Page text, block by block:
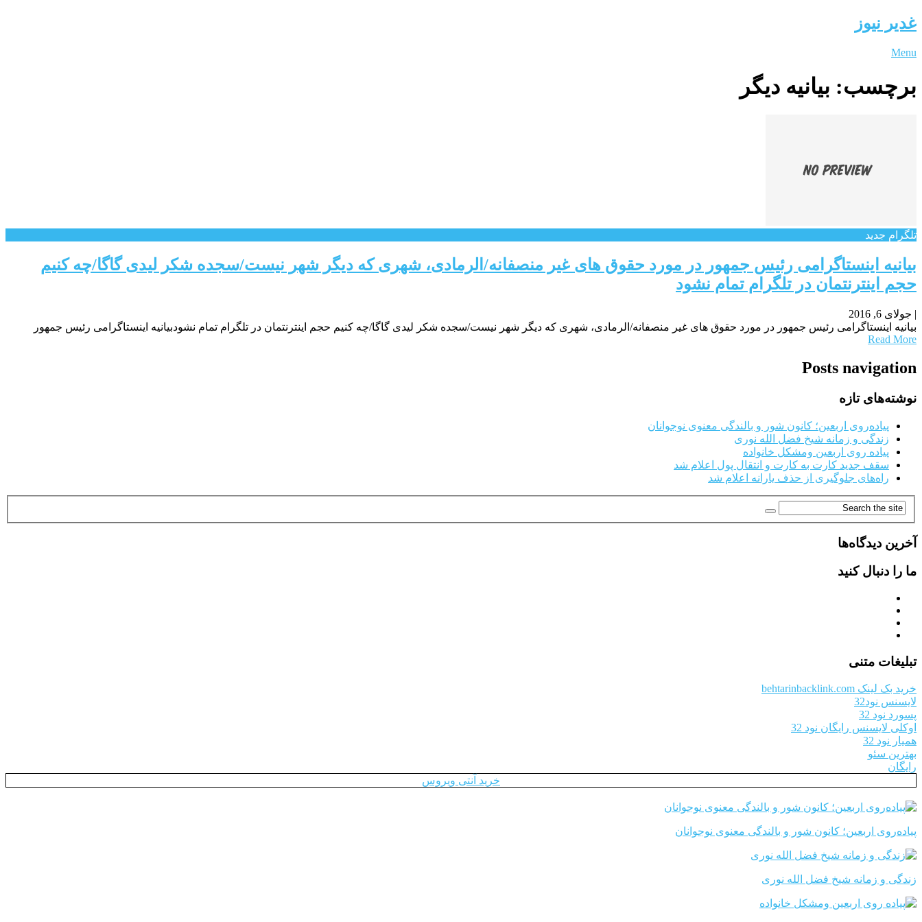
غدیر نیوز
Menu
برچسب: بیانیه دیگر
تلگرام جدید
بیانیه اینستاگرامی رئیس جمهور در مورد حقوق های غیر منصفانه/الرمادی، شهری که دیگر شهر نیست/سجده شکر لیدی گاگا/چه کنیم
حجم اینترنتمان در تلگرام تمام نشود
| جولای 6, 2016
بیانیه اینستاگرامی رئیس جمهور در مورد حقوق های غیر منصفانه/الرمادی، شهری که دیگر شهر نیست/سجده شکر لیدی گاگا/چه کنیم حجم اینترنتمان در تلگرام تمام نشودبیانیه اینستاگرامی رئیس جمهور
Read More
Posts navigation
نوشته‌های تازه
پیاده‌روی اربعین؛ کانون شور و بالندگی معنوی نوجوانان
زندگی و زمانه شیخ فضل الله نوری
پیاده روی اربعین ومشکل خانواده
سقف جدید کارت به کارت و انتقال پول اعلام شد
راه‌های جلوگیری از حذف یارانه اعلام شد
آخرین دیدگاه‌ها
ما را دنبال کنید
تبلیغات متنی
خرید بک لینک behtarinbacklink.com
لایسنس نود32
پسورد نود 32
اوکلی لایسنس رایگان نود 32
همیار نود 32
بهترین سئو
رایگان
خرید آنتی ویروس
پیاده‌روی اربعین؛ کانون شور و بالندگی معنوی نوجوانان
زندگی و زمانه شیخ فضل الله نوری